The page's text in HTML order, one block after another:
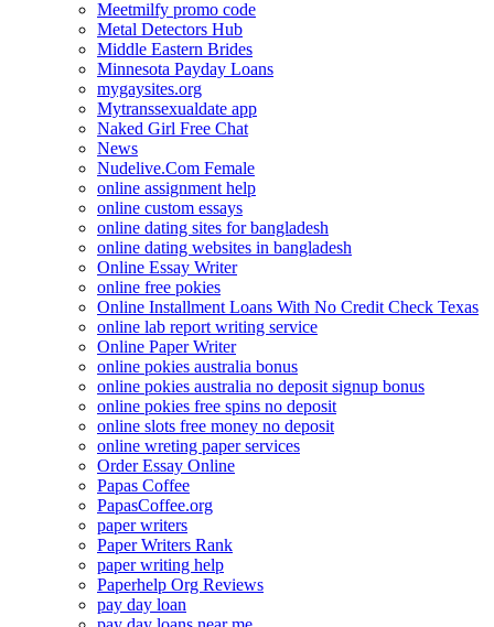
Meetmilfy promo code
Metal Detectors Hub
Middle Eastern Brides
Minnesota Payday Loans
mygaysites.org
Mytranssexualdate app
Naked Girl Free Chat
News
Nudelive.Com Female
online assignment help
online custom essays
online dating sites for bangladesh
online dating websites in bangladesh
Online Essay Writer
online free pokies
Online Installment Loans With No Credit Check Texas
online lab report writing service
Online Paper Writer
online pokies australia bonus
online pokies australia no deposit signup bonus
online pokies free spins no deposit
online slots free money no deposit
online wreting paper services
Order Essay Online
Papas Coffee
PapasCoffee.org
paper writers
Paper Writers Rank
paper writing help
Paperhelp Org Reviews
pay day loan